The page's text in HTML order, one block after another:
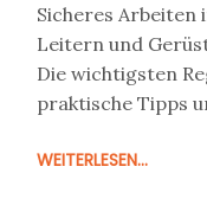
Sicheres Arbeiten
Leitern und
Die wichtigsten
praktische Tipps
WEITERLESEN...